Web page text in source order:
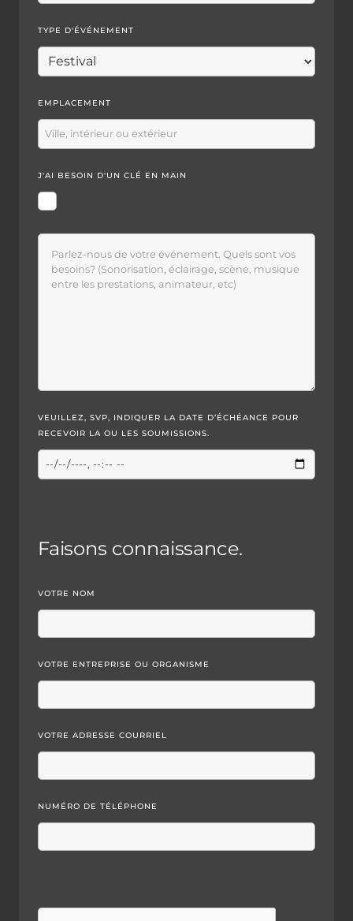
TYPE D'ÉVÉNEMENT
EMPLACEMENT
J'AI BESOIN D'UN CLÉ EN MAIN
VEUILLEZ, SVP, INDIQUER LA DATE D’ÉCHÉANCE POUR
RECEVOIR LA OU LES SOUMISSIONS.
Faisons connaissance.
VOTRE NOM
VOTRE ENTREPRISE OU ORGANISME
VOTRE ADRESSE COURRIEL
NUMÉRO DE TÉLÉPHONE